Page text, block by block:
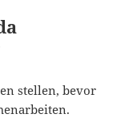
stellen, bevor